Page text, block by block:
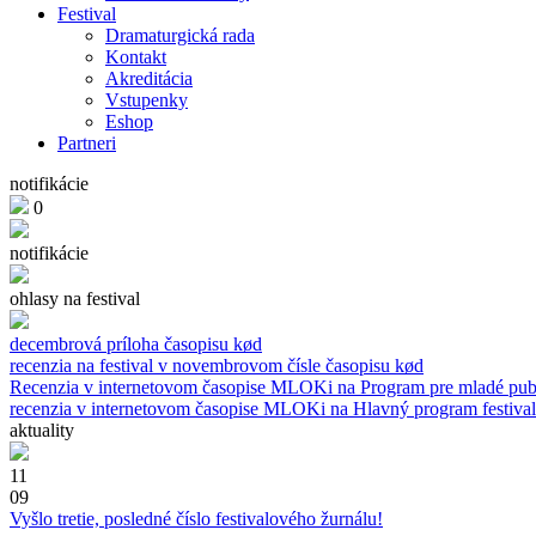
Festival
Dramaturgická rada
Kontakt
Akreditácia
Vstupenky
Eshop
Partneri
notifikácie
0
notifikácie
ohlasy na festival
decembrová príloha časopisu kød
recenzia na festival v novembrovom čísle časopisu kød
Recenzia v internetovom časopise MLOKi na Program pre mladé
recenzia v internetovom časopise MLOKi na Hlavný program
aktuality
11
09
Vyšlo tretie, posledné číslo festivalového žurnálu!